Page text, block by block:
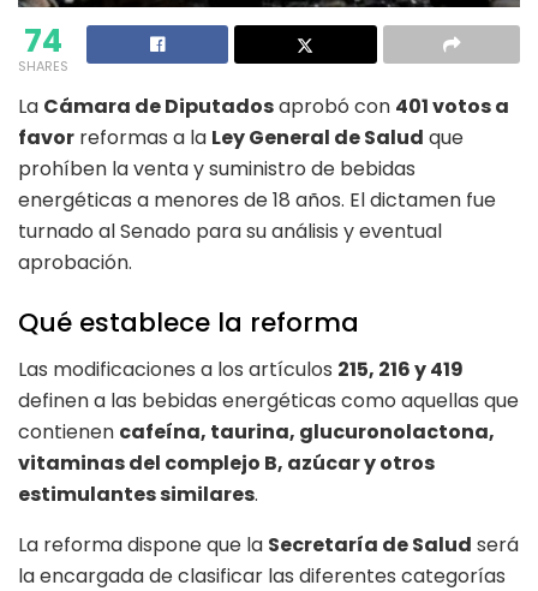
74
SHARES
La Cámara de Diputadosaprobó con 401 votos a
favor reformas a la Ley General de Salud que
prohíben la venta y suministro de bebidas
energéticas a menores de 18 años. El dictamen fue
turnado al Senado para su análisis y eventual
aprobación.
Qué establece la reforma
Las modificaciones a los artículos 215, 216 y 419
definen a las bebidas energéticas como aquellas que
contienen cafeína, taurina, glucuronolactona,
vitaminas del complejo B, azúcar y otros
estimulantes similares.
La reforma dispone que la Secretaría de Salud será
la encargada de clasificar las diferentes categorías